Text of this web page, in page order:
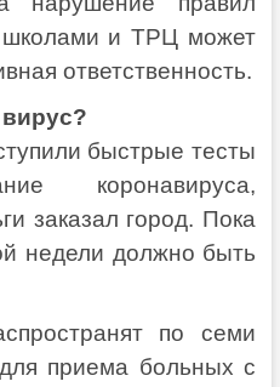
школами и ТРЦ может
ответственность.
быстрые тесты
коронавируса,
заказал город. Пока
недели должно быть
по семи
приема больных с